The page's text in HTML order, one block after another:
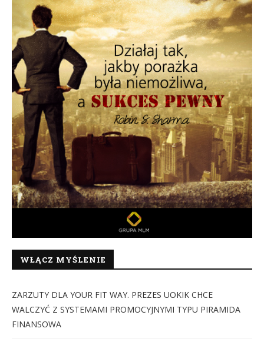
WŁĄCZ MYŚLENIE
ZARZUTY DLA YOUR FIT WAY. PREZES UOKIK CHCE
WALCZYĆ Z SYSTEMAMI PROMOCYJNYMI TYPU PIRAMIDA
FINANSOWA